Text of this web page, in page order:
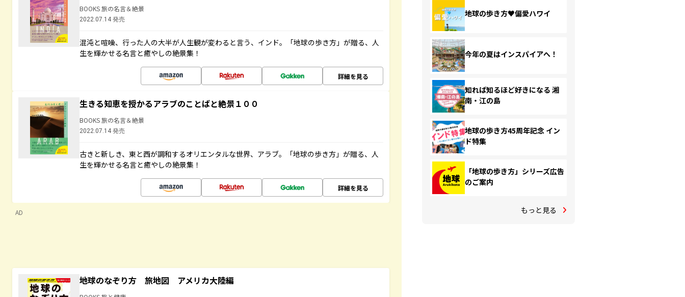
BOOKS 旅の名言＆絶景
2022.07.14 発売
混沌と喧噪、行った人の大半が人生観が変わると言う、インド。「地球の歩き方」が贈る、人
生を輝かせる名言と癒やしの絶景集！
詳細を見る
生きる知恵を授かるアラブのことばと絶景１００
BOOKS 旅の名言＆絶景
2022.07.14 発売
古きと新しき、東と西が調和するオリエンタルな世界、アラブ。「地球の歩き方」が贈る、人
生を輝かせる名言と癒やしの絶景集！
詳細を見る
AD
地球のなぞり方 旅地図 アメリカ大陸編
地球の歩き方♥偏愛ハワイ
今年の夏はインスパイアへ！
知れば知るほど好きになる 湘
南・江の島
地球の歩き方45周年記念 イン
ド特集
「地球の歩き方」シリーズ広告
のご案内
もっと見る